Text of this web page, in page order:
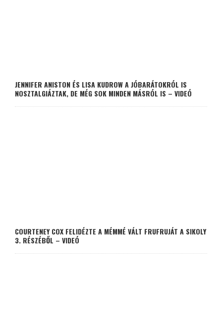
JENNIFER ANISTON ÉS LISA KUDROW A JÓBARÁTOKRÓL IS
NOSZTALGIÁZTAK, DE MÉG SOK MINDEN MÁSRÓL IS – VIDEÓ
COURTENEY COX FELIDÉZTE A MÉMMÉ VÁLT FRUFRUJÁT A SIKOLY
3. RÉSZÉBŐL – VIDEÓ